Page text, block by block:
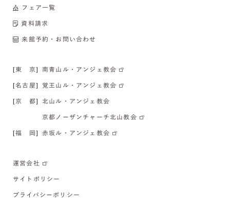
フェア一覧
資料請求
来館予約・お問い合わせ
[東 京] 南青山ル・アンジェ教会
[名古屋] 覚王山ル・アンジェ教会
[京 都] 北山ル・アンジェ教会
京都ノーザンチャーチ北山教会
[福 岡] 赤坂ル・アンジェ教会
運営会社
サイトポリシー
プライバシーポリシー